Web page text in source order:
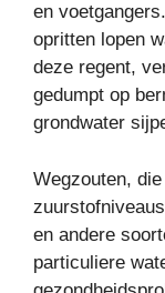
en
opritten lopen
deze regent,
gedumpt op
grondwater
Wegzouten,
en andere
particuliere